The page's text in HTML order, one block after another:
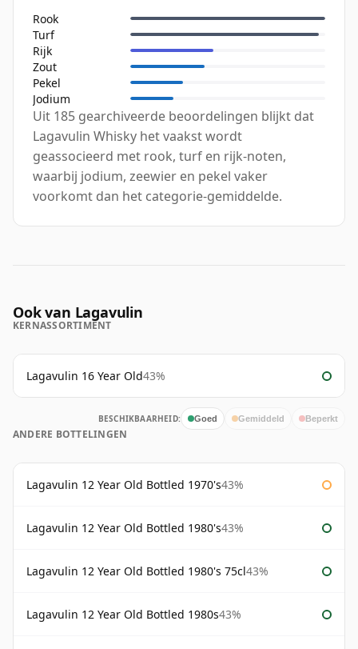
Rook
Turf
Rijk
Zout
Pekel
Jodium
Uit 185 gearchiveerde beoordelingen blijkt dat
Lagavulin Whisky het vaakst wordt
geassocieerd met rook, turf en rijk-noten,
waarbij jodium, zeewier en pekel vaker
voorkomt dan het categorie-gemiddelde.
Ook van Lagavulin
KERNASSORTIMENT
Lagavulin 16 Year Old43%
BESCHIKBAARHEID: Goed Gemiddeld Beperkt
ANDERE BOTTELINGEN
Lagavulin 12 Year Old Bottled 1970's43%
Lagavulin 12 Year Old Bottled 1980's43%
Lagavulin 12 Year Old Bottled 1980's 75cl43%
Lagavulin 12 Year Old Bottled 1980s43%